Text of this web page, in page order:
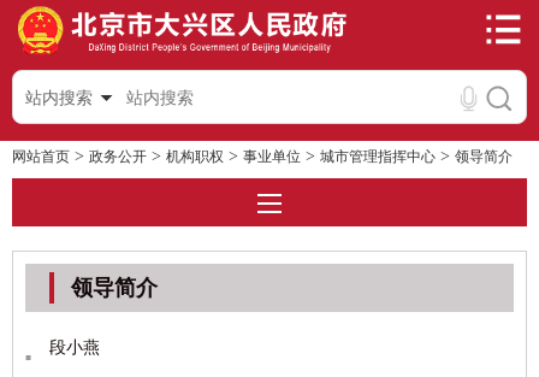
站内搜索
网站首页 > 政务公开 > 机构职权 > 事业单位 > 城市管理指挥中心 > 领导简介
领导简介
段小燕